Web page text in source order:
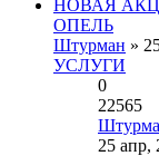
НОВАЯ
ОПЕЛЬ
Штурман »
УСЛУГИ
0
22565
25 апр,